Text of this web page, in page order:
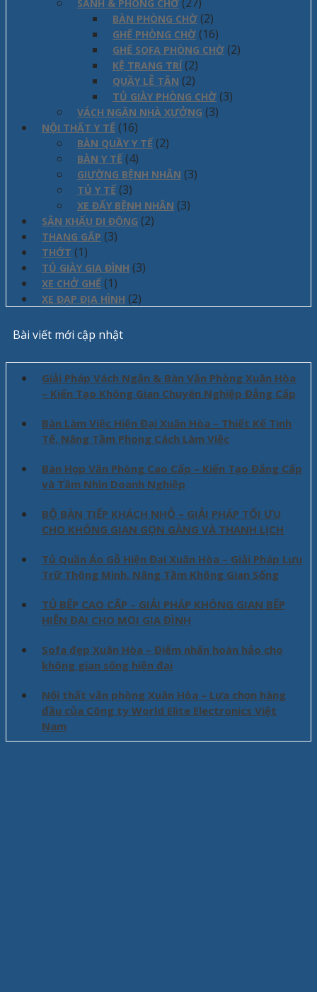
SẢNH & PHÒNG CHỜ
BÀN PHÒNG CHỜ (2)
GHẾ PHÒNG CHỜ (16)
GHẾ SOFA PHÒNG CHỜ (2)
KỆ TRANG TRÍ (2)
QUẦY LỄ TÂN (2)
TỦ GIÀY PHÒNG CHỜ (3)
VÁCH NGĂN NHÀ XƯỞNG (3)
NỘI THẤT Y TẾ (16)
BÀN QUẦY Y TẾ (2)
BÀN Y TẾ (4)
GIƯỜNG BỆNH NHÂN (3)
TỦ Y TẾ (3)
XE ĐẨY BỆNH NHÂN (3)
SÂN KHẤU DI ĐỘNG (2)
THANG GẤP (3)
THỚT (1)
TỦ GIÀY GIA ĐÌNH (3)
XE CHỞ GHẾ (1)
XE ĐẠP ĐỊA HÌNH (2)
Bài viết mới cập nhật
Giải Pháp Vách Ngăn & Bàn Văn Phòng Xuân Hòa
– Kiến Tạo Không Gian Chuyên Nghiệp Đẳng Cấp
Bàn Làm Việc Hiện Đại Xuân Hòa – Thiết Kế Tinh
Tế, Nâng Tầm Phong Cách Làm Việc
Bàn Họp Văn Phòng Cao Cấp – Kiến Tạo Đẳng Cấp
và Tầm Nhìn Doanh Nghiệp
BỘ BÀN TIẾP KHÁCH NHỎ – GIẢI PHÁP TỐI ƯU
CHO KHÔNG GIAN GỌN GÀNG VÀ THANH LỊCH
Tủ Quần Áo Gỗ Hiện Đại Xuân Hòa – Giải Pháp Lưu
Trữ Thông Minh, Nâng Tầm Không Gian Sống
TỦ BẾP CAO CẤP – GIẢI PHÁP KHÔNG GIAN BẾP
HIỆN ĐẠI CHO MỌI GIA ĐÌNH
Sofa đẹp Xuân Hòa – Điểm nhấn hoàn hảo cho
không gian sống hiện đại
Nội thất văn phòng Xuân Hòa – Lựa chọn hàng
đầu của Công ty World Elite Electronics Việt
Nam